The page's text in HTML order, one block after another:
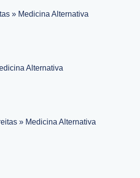
» Medicina Alternativa
Alternativa
» Medicina Alternativa